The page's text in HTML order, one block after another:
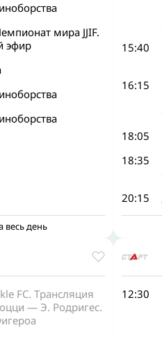
мира JJIF.
эфир
день
15:40
16:15
18:05
18:35
20:15
FC. Трансляция
— Э. Родригес.
12:30